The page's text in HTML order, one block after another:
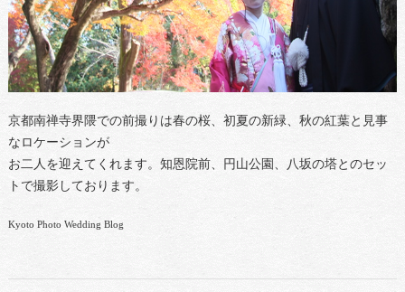
京都南禅寺界隈での前撮りは春の桜、初夏の新緑、秋の紅葉と見事
なロケーションが
お二人を迎えてくれます。知恩院前、円山公園、八坂の塔とのセッ
トで撮影しております。
Kyoto Photo Wedding Blog